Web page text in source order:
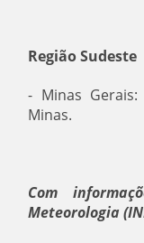
Região Sudeste
- Minas
Minas.
Com
Meteorologia